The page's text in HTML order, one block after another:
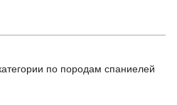
по породам спаниелей